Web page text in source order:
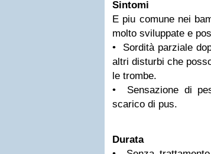
Sintomi
E piu comune nei
molto sviluppate e
• Sordità parziale
altri disturbi che
le trombe.
• Sensazione di
scarico di pus.
Durata